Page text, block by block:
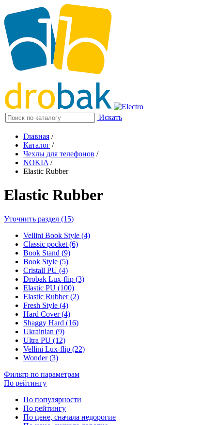
Искать
Главная /
Каталог /
Чехлы для телефонов /
NOKIA /
Elastic Rubber
Elastic Rubber
Уточнить раздел (15)
Vellini Book Style (4)
Classic pocket (6)
Book Stand (9)
Book Style (5)
Cristall PU (4)
Drobak Lux-flip (3)
Elastic PU (100)
Elastic Rubber (2)
Fresh Style (4)
Hard Cover (4)
Shaggy Hard (16)
Ukrainian (9)
Ultra PU (12)
Vellini Lux-flip (22)
Wonder (3)
Фильтр по параметрам
По рейтингу
По популярности
По рейтингу
По цене, сначала недорогие